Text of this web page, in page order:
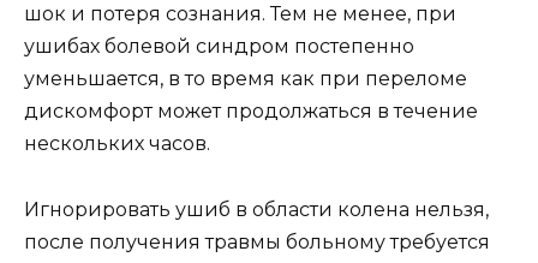
шок и потеря сознания. Тем не менее, при
ушибах болевой синдром постепенно
уменьшается, в то время как при переломе
дискомфорт может продолжаться в течение
нескольких часов.
Игнорировать ушиб в области колена нельзя,
после получения травмы больному требуется